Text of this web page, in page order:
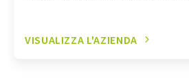
VISUALIZZA L'AZIENDA